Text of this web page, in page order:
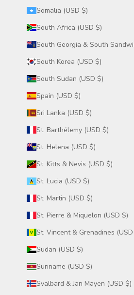
Somalia (USD $)
South Africa (USD $)
South Georgia & South
South Korea (USD $)
South Sudan (USD $)
Spain (USD $)
Sri Lanka (USD $)
St. Barthélemy (USD $)
St. Helena (USD $)
St. Kitts & Nevis (USD $)
St. Lucia (USD $)
St. Martin (USD $)
St. Pierre & Miquelon (USD $)
St. Vincent & Grenadines
Sudan (USD $)
Suriname (USD $)
Svalbard & Jan Mayen (USD $)